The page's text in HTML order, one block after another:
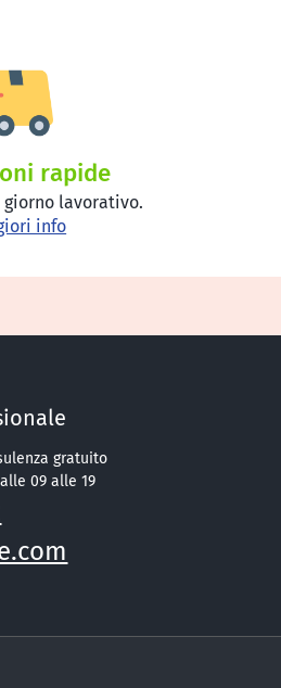
rapide
giorno lavorativo.
info
gratuito
09 alle 19